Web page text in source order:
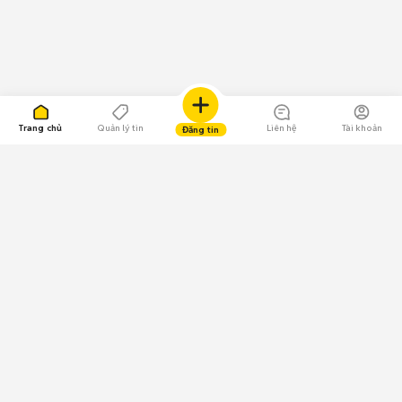
Trang chủ Quản lý tin Đăng tin Liên hệ Tài khoản